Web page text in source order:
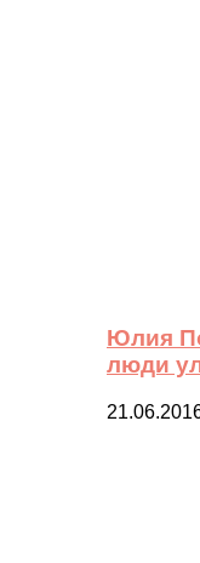
Юлия
люди